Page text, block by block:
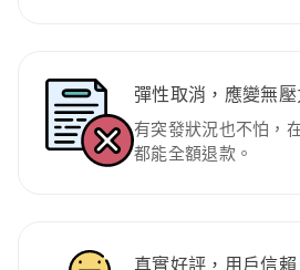
彈性取消，應變無壓
有突發狀況也不怕，
都能全額退款。
真實好評，用戶信賴